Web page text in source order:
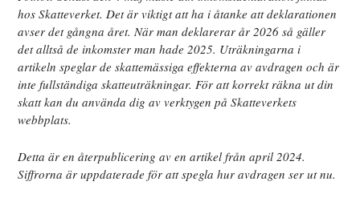
hos Skatteverket. Det är viktigt att ha i åtanke att deklarationen
avser det gångna året. När man deklarerar år 2026 så gäller
det alltså de inkomster man hade 2025. Uträkningarna i
artikeln speglar de skattemässiga effekterna av avdragen och är
inte fullständiga skatteuträkningar. För att korrekt räkna ut din
skatt kan du använda dig av verktygen på Skatteverkets
webbplats.
Detta är en återpublicering av en artikel från april 2024.
Siffrorna är uppdaterade för att spegla hur avdragen ser ut nu.